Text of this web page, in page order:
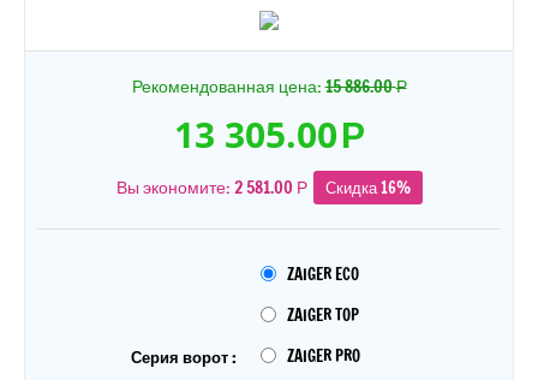
Рекомендованная цена:15 886.00Р
13 305.00Р
Вы экономите: 2 581.00 Р Скидка 16%
Серия ворот :
ZAIGER ECO
ZAIGER TOP
ZAIGER PRO